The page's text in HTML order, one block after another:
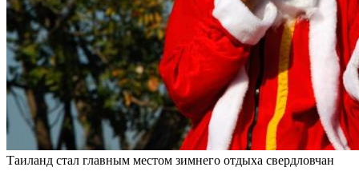
Таиланд стал главным местом зимнего отдыха свердловчан